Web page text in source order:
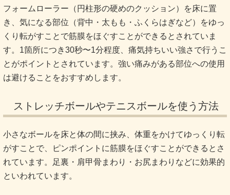
フォームローラー（円柱形の硬めのクッション）を床に置
き、気になる部位（背中・太もも・ふくらはぎなど）をゆっ
くり転がすことで筋膜をほぐすことができるとされていま
す。1箇所につき30秒〜1分程度、痛気持ちいい強さで行うこ
とがポイントとされています。強い痛みがある部位への使用
は避けることをおすすめします。
ストレッチボールやテニスボールを使う方法
小さなボールを床と体の間に挟み、体重をかけてゆっくり転
がすことで、ピンポイントに筋膜をほぐすことができるとさ
れています。足裏・肩甲骨まわり・お尻まわりなどに効果的
といわれています。